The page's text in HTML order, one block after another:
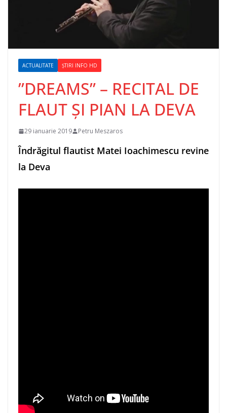
ACTUALITATE ȘTIRI INFO HD
”DREAMS” – RECITAL DE
FLAUT ȘI PIAN LA DEVA
29 ianuarie 2019 Petru Meszaros
Îndrăgitul flautist Matei Ioachimescu revine
la Deva